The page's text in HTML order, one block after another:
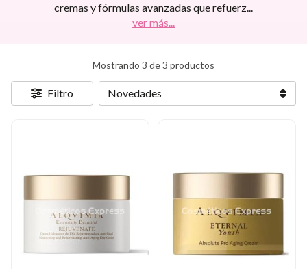
cremas y fórmulas avanzadas que refuerz...
ver más...
Mostrando 3 de 3 productos
Filtro